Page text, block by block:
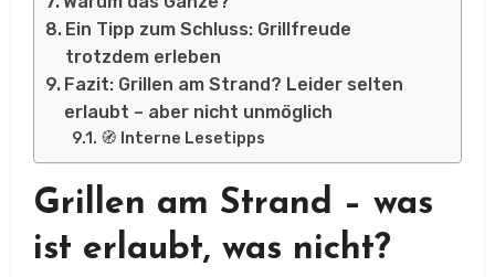
Ein Tipp zum Schluss: Grillfreude
trotzdem erleben
Fazit: Grillen am Strand? Leider selten
erlaubt – aber nicht unmöglich
🧭 Interne Lesetipps
Grillen am Strand – was
ist erlaubt, was nicht?